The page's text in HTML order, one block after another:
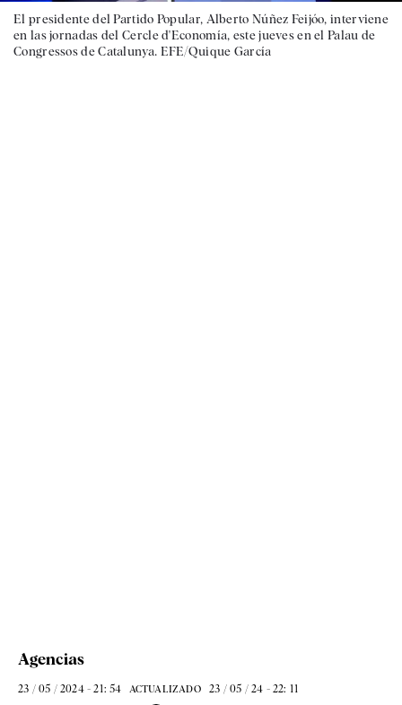
El presidente del Partido Popular, Alberto Núñez Feijóo, interviene
en las jornadas del Cercle d'Economía, este jueves en el Palau de
Congressos de Catalunya. EFE/Quique García
Agencias
23 / 05 / 2024 - 21: 54 ACTUALIZADO 23 / 05 / 24 - 22: 11